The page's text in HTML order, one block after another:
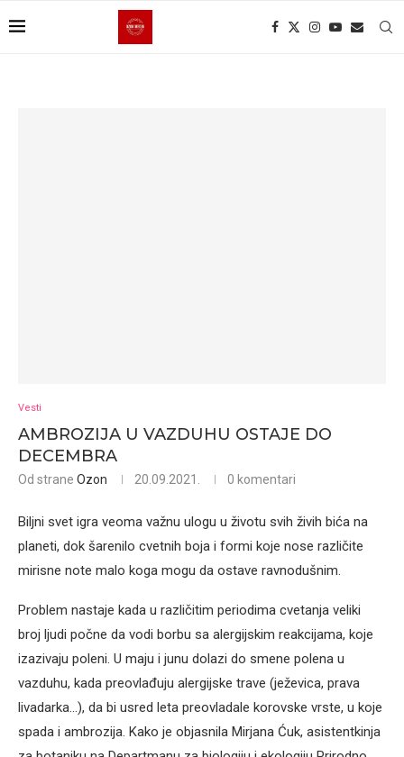
Vesti
AMBROZIJA U VAZDUHU OSTAJE DO
DECEMBRA
Od strane Ozon 20.09.2021. 0 komentari
Biljni svet igra veoma važnu ulogu u životu svih živih bića na
planeti, dok šarenilo cvetnih boja i formi koje nose različite
mirisne note malo koga mogu da ostave ravnodušnim.
Problem nastaje kada u različitim periodima cvetanja veliki
broj ljudi počne da vodi borbu sa alergijskim reakcijama, koje
izazivaju poleni. U maju i junu dolazi do smene polena u
vazduhu, kada preovlađuju alergijske trave (ježevica, prava
livadarka…), da bi usred leta preovladale korovske vrste, u koje
spada i ambrozija. Kako je objasnila Mirjana Ćuk, asistentkinja